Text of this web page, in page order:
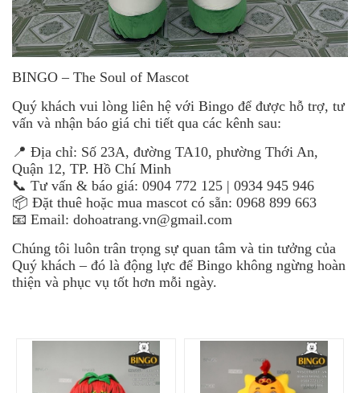
BINGO – The Soul of Mascot
Quý khách vui lòng liên hệ với Bingo để được hỗ trợ, tư
vấn và nhận báo giá chi tiết qua các kênh sau:
📍 Địa chỉ: Số 23A, đường TA10, phường Thới An,
Quận 12, TP. Hồ Chí Minh
📞 Tư vấn & báo giá: 0904 772 125 | 0934 945 946
📦 Đặt thuê hoặc mua mascot có sẵn: 0968 899 663
📧 Email: dohoatrang.vn@gmail.com
Chúng tôi luôn trân trọng sự quan tâm và tin tưởng của
Quý khách – đó là động lực để Bingo không ngừng hoàn
thiện và phục vụ tốt hơn mỗi ngày.